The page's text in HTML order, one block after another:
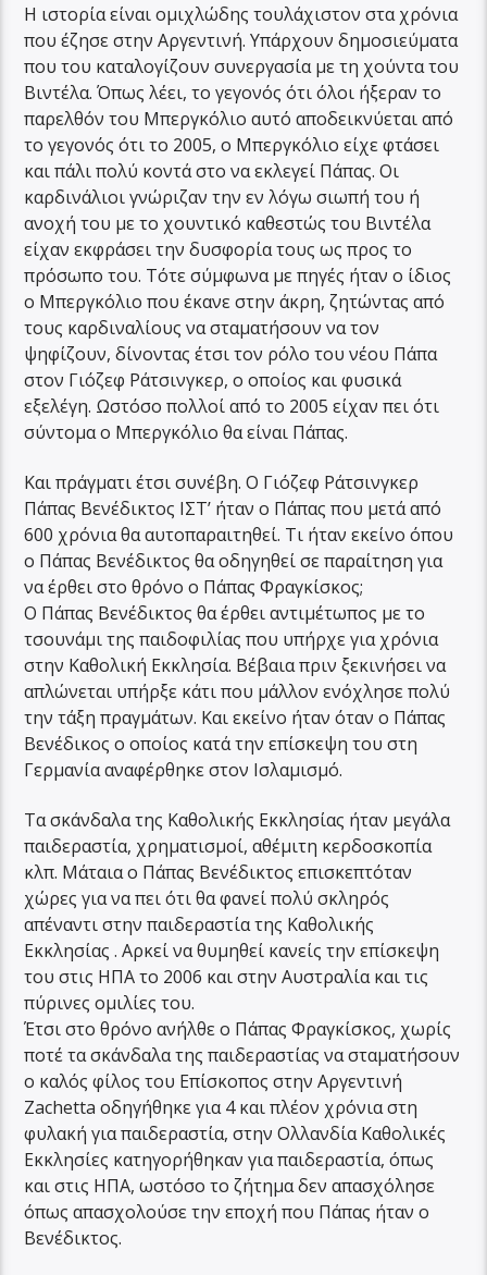
Η ιστορία είναι ομιχλώδης τουλάχιστον στα χρόνια
που έζησε στην Αργεντινή. Υπάρχουν δημοσιεύματα
που του καταλογίζουν συνεργασία με τη χούντα του
Βιντέλα. Όπως λέει, το γεγονός ότι όλοι ήξεραν το
παρελθόν του Μπεργκόλιο αυτό αποδεικνύεται από
το γεγονός ότι το 2005, ο Μπεργκόλιο είχε φτάσει
και πάλι πολύ κοντά στο να εκλεγεί Πάπας. Οι
καρδινάλιοι γνώριζαν την εν λόγω σιωπή του ή
ανοχή του με το χουντικό καθεστώς του Βιντέλα
είχαν εκφράσει την δυσφορία τους ως προς το
πρόσωπο του. Τότε σύμφωνα με πηγές ήταν ο ίδιος
ο Μπεργκόλιο που έκανε στην άκρη, ζητώντας από
τους καρδιναλίους να σταματήσουν να τον
ψηφίζουν, δίνοντας έτσι τον ρόλο του νέου Πάπα
στον Γιόζεφ Ράτσινγκερ, ο οποίος και φυσικά
εξελέγη. Ωστόσο πολλοί από το 2005 είχαν πει ότι
σύντομα ο Μπεργκόλιο θα είναι Πάπας.
Και πράγματι έτσι συνέβη. Ο Γιόζεφ Ράτσινγκερ
Πάπας Βενέδικτος ΙΣΤ’ ήταν ο Πάπας που μετά από
600 χρόνια θα αυτοπαραιτηθεί. Τι ήταν εκείνο όπου
ο Πάπας Βενέδικτος θα οδηγηθεί σε παραίτηση για
να έρθει στο θρόνο ο Πάπας Φραγκίσκος;
Ο Πάπας Βενέδικτος θα έρθει αντιμέτωπος με το
τσουνάμι της παιδοφιλίας που υπήρχε για χρόνια
στην Καθολική Εκκλησία. Βέβαια πριν ξεκινήσει να
απλώνεται υπήρξε κάτι που μάλλον ενόχλησε πολύ
την τάξη πραγμάτων. Και εκείνο ήταν όταν ο Πάπας
Βενέδικος ο οποίος κατά την επίσκεψη του στη
Γερμανία αναφέρθηκε στον Ισλαμισμό.
Τα σκάνδαλα της Καθολικής Εκκλησίας ήταν μεγάλα
παιδεραστία, χρηματισμοί, αθέμιτη κερδοσκοπία
κλπ. Μάταια ο Πάπας Βενέδικτος επισκεπτόταν
χώρες για να πει ότι θα φανεί πολύ σκληρός
απέναντι στην παιδεραστία της Καθολικής
Εκκλησίας . Αρκεί να θυμηθεί κανείς την επίσκεψη
του στις ΗΠΑ το 2006 και στην Αυστραλία και τις
πύρινες ομιλίες του.
Έτσι στο θρόνο ανήλθε ο Πάπας Φραγκίσκος, χωρίς
ποτέ τα σκάνδαλα της παιδεραστίας να σταματήσουν
ο καλός φίλος του Επίσκοπος στην Αργεντινή
Zachetta οδηγήθηκε για 4 και πλέον χρόνια στη
φυλακή για παιδεραστία, στην Ολλανδία Καθολικές
Εκκλησίες κατηγορήθηκαν για παιδεραστία, όπως
και στις ΗΠΑ, ωστόσο το ζήτημα δεν απασχόλησε
όπως απασχολούσε την εποχή που Πάπας ήταν ο
Βενέδικτος.